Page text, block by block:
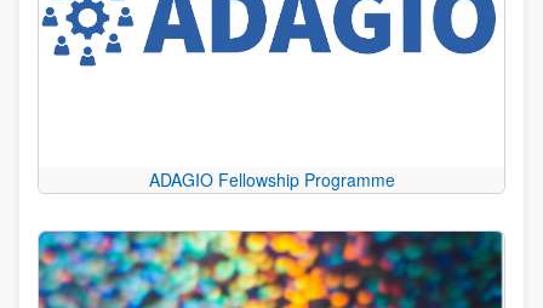
ADAGIO Fellowship Programme